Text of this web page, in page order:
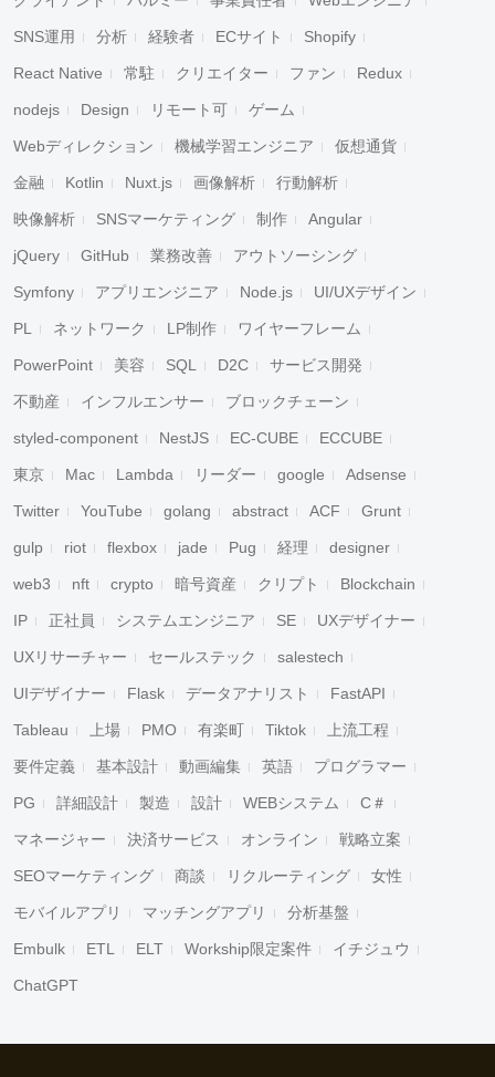
SNS運用 分析 経験者 ECサイト Shopify
React Native 常駐 クリエイター ファン Redux
nodejs Design リモート可 ゲーム
Webディレクション 機械学習エンジニア 仮想通貨
金融 Kotlin Nuxt.js 画像解析 行動解析
映像解析 SNSマーケティング 制作 Angular
jQuery GitHub 業務改善 アウトソーシング
Symfony アプリエンジニア Node.js UI/UXデザイン
PL ネットワーク LP制作 ワイヤーフレーム
PowerPoint 美容 SQL D2C サービス開発
不動産 インフルエンサー ブロックチェーン
styled-component NestJS EC-CUBE ECCUBE
東京 Mac Lambda リーダー google Adsense
Twitter YouTube golang abstract ACF Grunt
gulp riot flexbox jade Pug 経理 designer
web3 nft crypto 暗号資産 クリプト Blockchain
IP 正社員 システムエンジニア SE UXデザイナー
UXリサーチャー セールステック salestech
UIデザイナー Flask データアナリスト FastAPI
Tableau 上場 PMO 有楽町 Tiktok 上流工程
要件定義 基本設計 動画編集 英語 プログラマー
PG 詳細設計 製造 設計 WEBシステム C＃
マネージャー 決済サービス オンライン 戦略立案
SEOマーケティング 商談 リクルーティング 女性
モバイルアプリ マッチングアプリ 分析基盤
Embulk ETL ELT Workship限定案件 イチジュウ
ChatGPT